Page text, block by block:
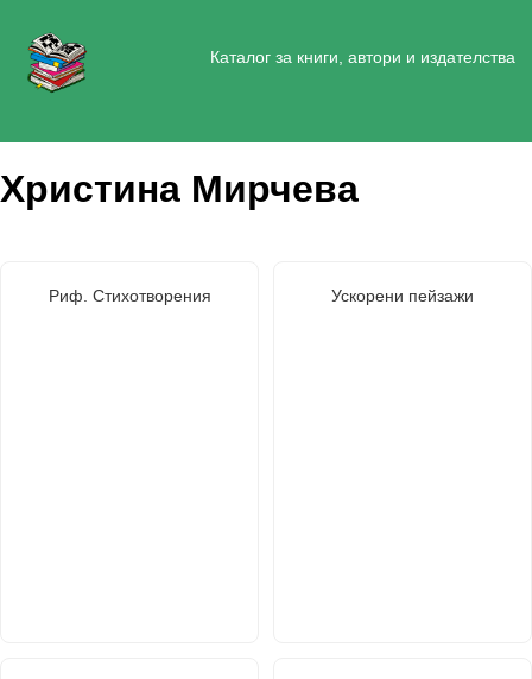
Каталог за книги, автори и издателства
Христина Мирчева
Риф. Стихотворения Ускорени пейзажи